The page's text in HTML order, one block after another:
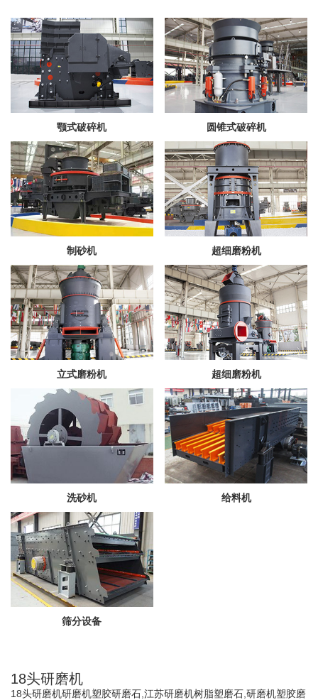
颚式破碎机 圆锥式破碎机
制砂机 超细磨粉机
立式磨粉机 超细磨粉机
洗砂机 给料机
筛分设备
18头研磨机
18头研磨机研磨机塑胶研磨石,江苏研磨机树脂塑磨石,研磨机塑胶磨